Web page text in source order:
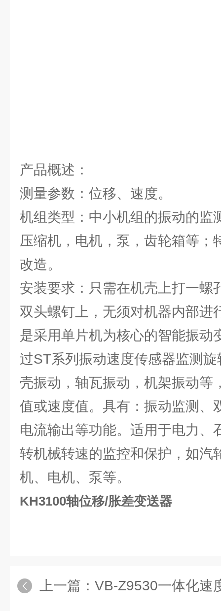
产品概述：
测量参数：位移、速度。
机组类型：中小机组的振动的监
压缩机，电机，泵，齿轮箱等；
改造。
安装要求：只需在机壳上打一螺
双头螺钉上，无须对机器内部进
是采用单片机为核心的智能振动
过ST系列振动速度传感器监测
壳振动，轴瓦振动，机架振动等
值或速度值。具有：振动监测、
电流输出等功能。适用于电力、
转机械转速的监控和保护，如汽
机、电机、泵等。
KH3100轴位移/胀差变送器
上一篇： VB-Z9530一体化速度式